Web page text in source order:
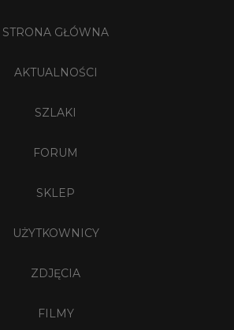
STRONA GŁÓWNA
AKTUALNOŚCI
SZLAKI
FORUM
SKLEP
UŻYTKOWNICY
ZDJĘCIA
FILMY